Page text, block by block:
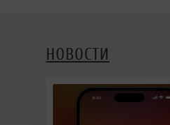
НОВОСТИ